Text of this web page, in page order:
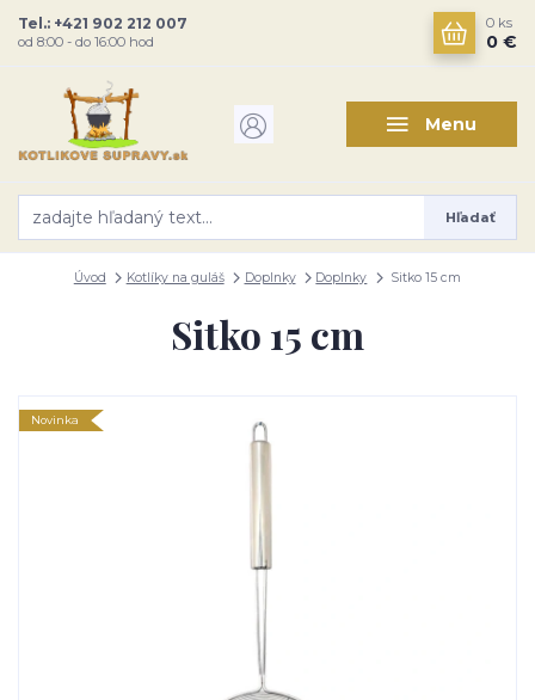
Menu
Hľadať
Tel.: +421 902 212 007
od 8:00 - do 16:00 hod
0 ks
0 €
Úvod Kotlíky na guláš Doplnky Doplnky Sitko 15 cm
Sitko 15 cm
Novinka